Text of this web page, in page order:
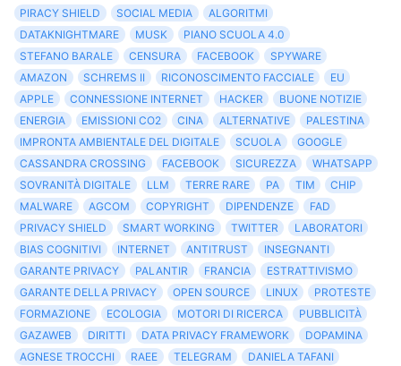
PIRACY SHIELD SOCIAL MEDIA
ALGORITMI
DATAKNIGHTMARE
MUSK
PIANO SCUOLA 4.0
STEFANO BARALE
CENSURA FACEBOOK
SPYWARE
AMAZON
SCHREMS II RICONOSCIMENTO FACCIALE
EU
APPLE
CONNESSIONE INTERNET HACKER
BUONE NOTIZIE
ENERGIA
EMISSIONI CO2 CINA ALTERNATIVE
PALESTINA
IMPRONTA AMBIENTALE DEL DIGITALE
SCUOLA
GOOGLE
CASSANDRA CROSSING
FACEBOOK SICUREZZA
WHATSAPP
SOVRANITÀ DIGITALE
LLM TERRE RARE PA TIM
CHIP
MALWARE
AGCOM COPYRIGHT DIPENDENZE
FAD
PRIVACY SHIELD
SMART WORKING TWITTER
LABORATORI
BIAS COGNITIVI
INTERNET ANTITRUST
INSEGNANTI
GARANTE PRIVACY
PALANTIR FRANCIA
ESTRATTIVISMO
GARANTE DELLA PRIVACY
OPEN SOURCE LINUX
PROTESTE
FORMAZIONE
ECOLOGIA MOTORI DI RICERCA
PUBBLICITÀ
GAZAWEB
DIRITTI DATA PRIVACY FRAMEWORK
DOPAMINA
AGNESE TROCCHI
RAEE TELEGRAM
DANIELA TAFANI